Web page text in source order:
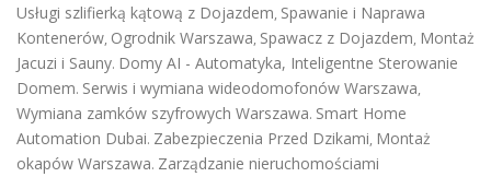
Usługi szlifierką kątową z Dojazdem, Spawanie i Naprawa
Kontenerów, Ogrodnik Warszawa, Spawacz z Dojazdem, Montaż
Jacuzi i Sauny. Domy AI - Automatyka, Inteligentne Sterowanie
Domem. Serwis i wymiana wideodomofonów Warszawa,
Wymiana zamków szyfrowych Warszawa. Smart Home
Automation Dubai. Zabezpieczenia Przed Dzikami, Montaż
okapów Warszawa. Zarządzanie nieruchomościami